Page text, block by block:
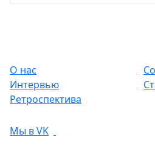
О нас
Интервью
Ретроспектива
Мы в VK